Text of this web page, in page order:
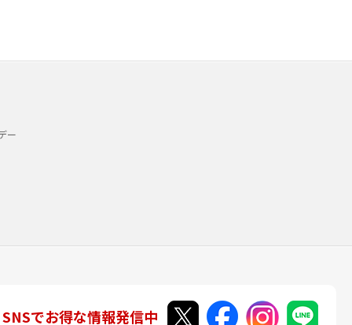
ー
SNSでお得な情報発信中